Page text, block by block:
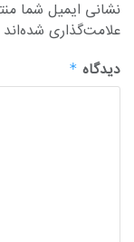
نشانی ایمیل شما
علامت‌گذاری شده‌اند
دیدگاه *